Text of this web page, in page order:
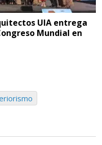
UIA entrega
Mundial en